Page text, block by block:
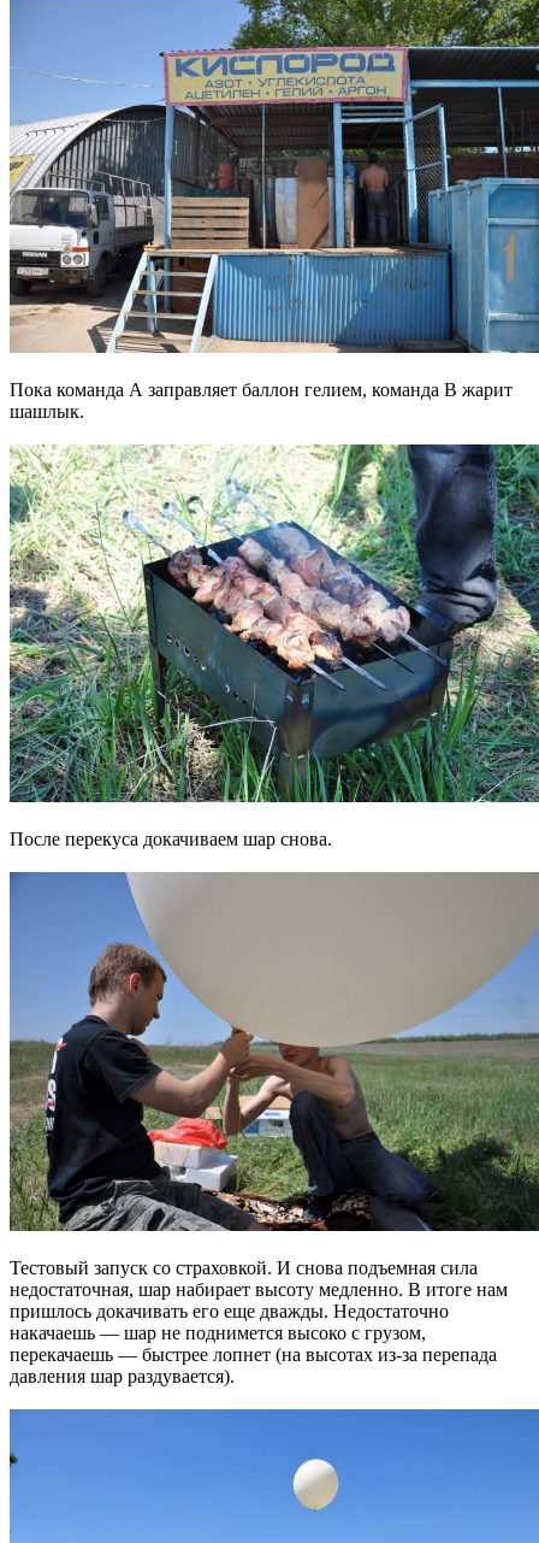
Пока команда А заправляет баллон гелием, команда B жарит
шашлык.
После перекуса докачиваем шар снова.
Тестовый запуск со страховкой. И снова подъемная сила
недостаточная, шар набирает высоту медленно. В итоге нам
пришлось докачивать его еще дважды. Недостаточно
накачаешь — шар не поднимется высоко с грузом,
перекачаешь — быстрее лопнет (на высотах из-за перепада
давления шар раздувается).